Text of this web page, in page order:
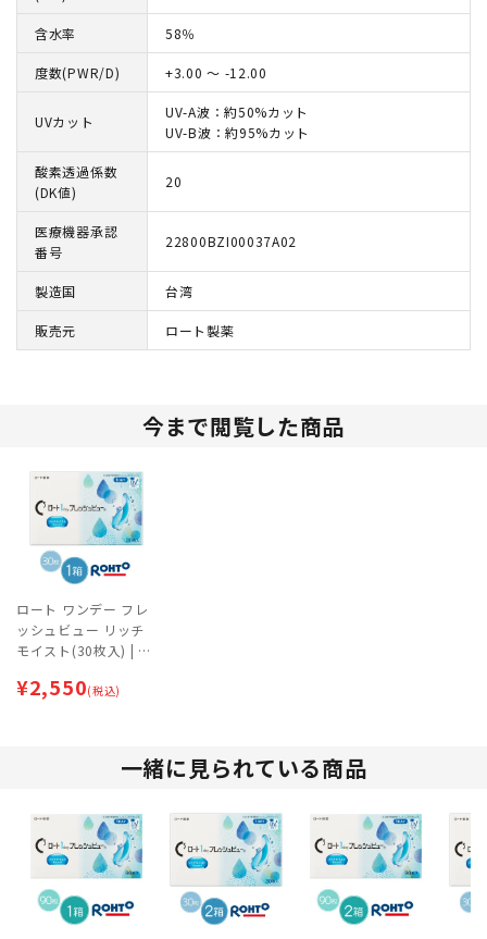
含水率 58％
度数(PWR/D) +3.00 ～ -12.00
UVカット
UV-A波：約50%カット
UV-B波：約95%カット
酸素透過係数
(DK値)
20
医療機器承認
番号
22800BZI00037A02
製造国 台湾
販売元 ロート製薬
今まで閲覧した商品
ロート ワンデー フレ
ッシュビュー リッチ
モイスト(30枚入) | 1d
¥2,550(税込)
一緒に見られている商品